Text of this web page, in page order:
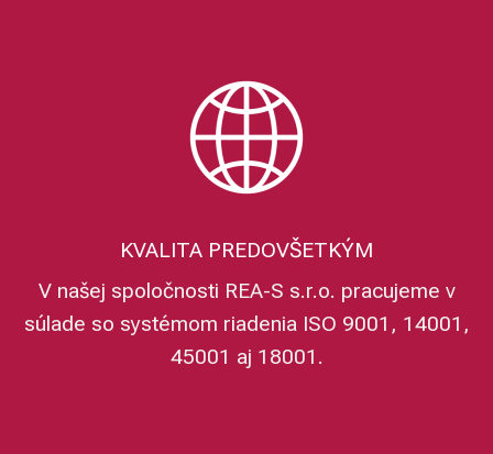
KVALITA PREDOVŠETKÝM
V našej spoločnosti REA-S s.r.o. pracujeme v
súlade so systémom riadenia ISO 9001, 14001,
45001 aj 18001.